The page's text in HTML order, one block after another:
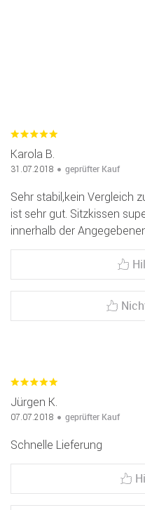
Karola B.
31.07.2018 geprüfter Kauf
Sehr stabil,kein Vergleich
ist sehr gut. Sitzkissen
innerhalb der
Jürgen K.
07.07.2018 geprüfter Kauf
Schnelle Lieferung